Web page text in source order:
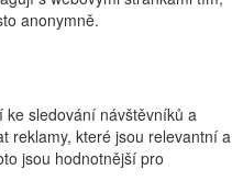
anonymně.
sledování návštěvníků a
reklamy, které jsou relevantní a
jsou hodnotnější pro